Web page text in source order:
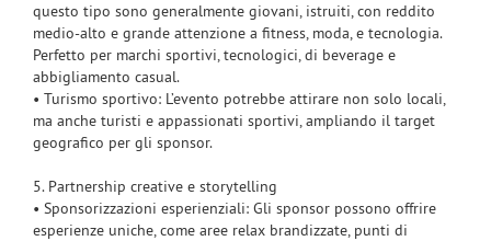
questo tipo sono generalmente giovani, istruiti, con reddito
medio-alto e grande attenzione a fitness, moda, e tecnologia.
Perfetto per marchi sportivi, tecnologici, di beverage e
abbigliamento casual.
• Turismo sportivo: L’evento potrebbe attirare non solo locali,
ma anche turisti e appassionati sportivi, ampliando il target
geografico per gli sponsor.
5. Partnership creative e storytelling
• Sponsorizzazioni esperienziali: Gli sponsor possono offrire
esperienze uniche, come aree relax brandizzate, punti di